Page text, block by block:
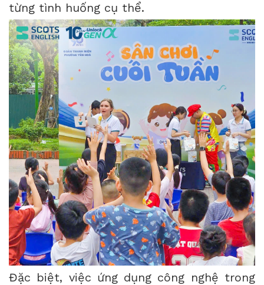
từng tình huống cụ thể.
Đặc biệt, việc ứng dụng công nghệ trong